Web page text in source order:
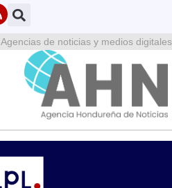
Agencias de noticias y medios digitales